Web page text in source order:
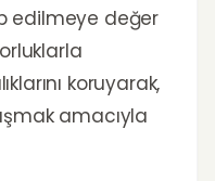
edilmeye değer
koruyarak,
amacıyla